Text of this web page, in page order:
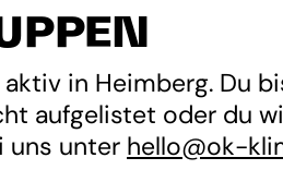
in Heimberg. Du
aufgelistet oder du
uns unter hello@ok-